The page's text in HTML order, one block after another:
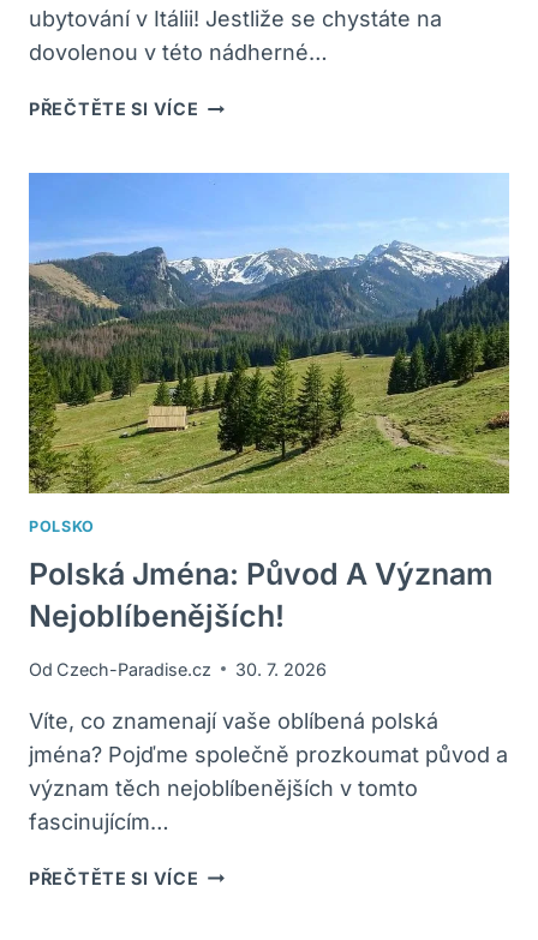
ubytování v Itálii! Jestliže se chystáte na
dovolenou v této nádherné…
PŘEČTĚTE SI VÍCE UBYTOVÁNÍ
NAJÍT
POLSKO
Polská Jména: Původ A Význam
Nejoblíbenějších!
Od Czech-Paradise.cz 30. 7. 2026
Víte, co znamenají vaše oblíbená polská
jména? Pojďme společně prozkoumat původ a
význam těch nejoblíbenějších v tomto
fascinujícím…
PŘEČTĚTE SI VÍCE POLSKÁ